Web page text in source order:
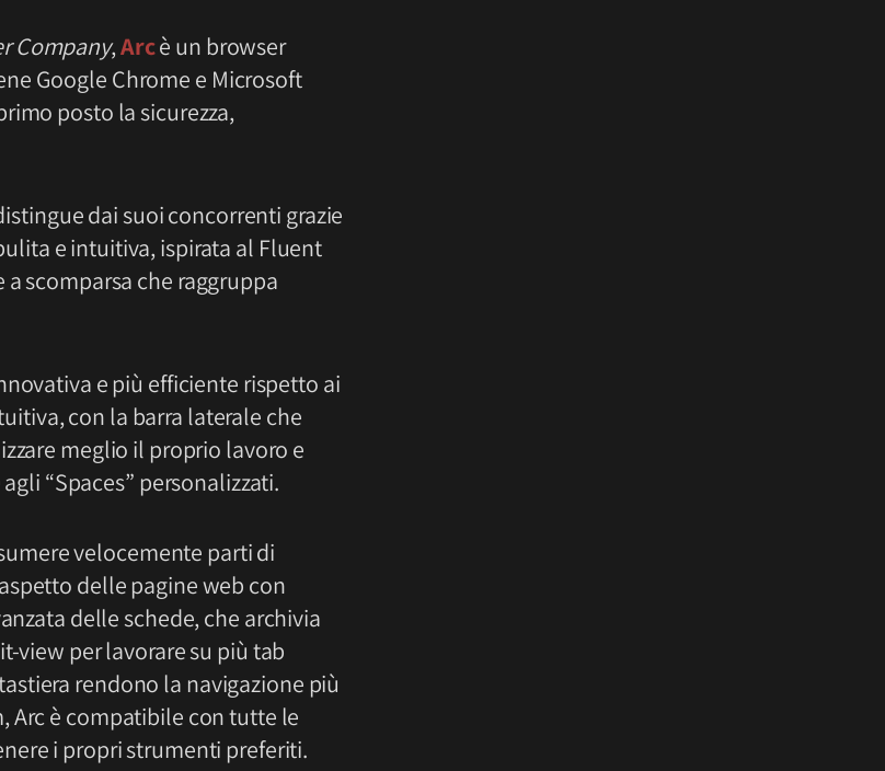
Company,Arcè un browser
Google Chrome e Microsoft
posto la sicurezza,
dai suoi concorrenti grazie
e intuitiva, ispirata al Fluent
scomparsa che raggruppa
e più efficiente rispetto ai
con la barra laterale che
meglio il proprio lavoro e
“Spaces” personalizzati.
velocemente parti di
delle pagine web con
delle schede, che archivia
per lavorare su più tab
rendono la navigazione più
Arc è compatibile con tutte le
i propri strumenti preferiti.